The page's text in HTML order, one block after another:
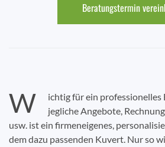
Beratungstermin
W
ichtig für ein professionelles
jegliche Angebote,
usw. ist ein firmeneigenes,
dem dazu passenden Kuvert. Nur so